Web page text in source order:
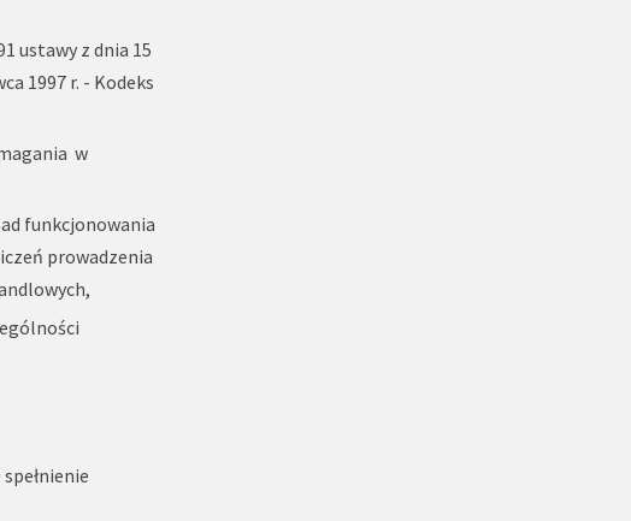
ustawy z dnia 15
1997 r. - Kodeks
w
funkcjonowania
prowadzenia